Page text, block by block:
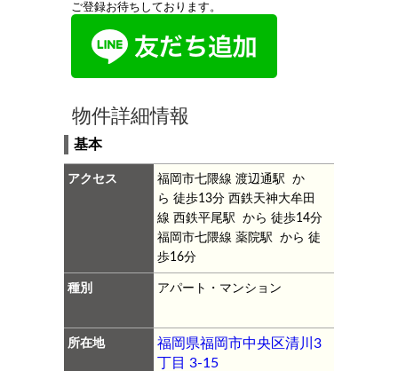
ご登録お待ちしております。
物件詳細情報
基本
アクセス
福岡市七隈線 渡辺通駅 か
ら 徒歩13分西鉄天神大牟田
線 西鉄平尾駅 から 徒歩14分
福岡市七隈線 薬院駅 から 徒
歩16分
種別 アパート・マンション
所在地
福岡県福岡市中央区清川3
丁目 3-15